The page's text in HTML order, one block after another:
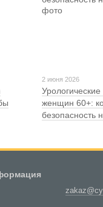
2 июня 2026
женщин 60+:
безопасность